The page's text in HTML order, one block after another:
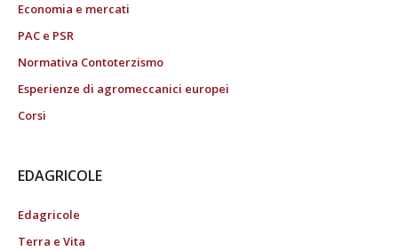
Economia e mercati
PAC e PSR
Normativa Contoterzismo
Esperienze di agromeccanici europei
Corsi
EDAGRICOLE
Edagricole
Terra e Vita